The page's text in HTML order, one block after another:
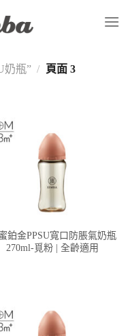
奶瓶” / 頁面 3
鉑金PPSU寬口防脹氣奶瓶
270ml-覓粉 | 全齡適用